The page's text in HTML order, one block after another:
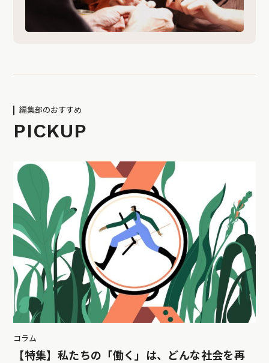
編集部のおすすめ
PICKUP
コラム
【特集】私たちの「働く」は、どんな社会を再